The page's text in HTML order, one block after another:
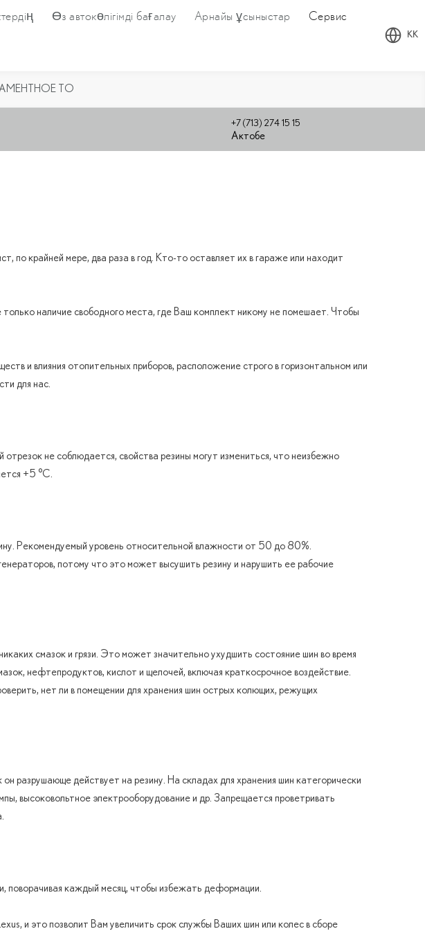
+7 (713) 274 15 15
Актобе
Өз автокөлігімді бағалау Арнайы ұсыныстар Сервис
KK
ТО
по крайней мере, два раза в год. Кто-то оставляет их в гараже или находит
наличие свободного места, где Ваш комплект никому не помешает. Чтобы
и влияния отопительных приборов, расположение строго в горизонтальном или
для нас.
не соблюдается, свойства резины могут измениться, что неизбежно
+5 °C.
Рекомендуемый уровень относительной влажности от 50 до 80%.
потому что это может высушить резину и нарушить ее рабочие
смазок и грязи. Это может значительно ухудшить состояние шин во время
нефтепродуктов, кислот и щелочей, включая краткосрочное воздействие.
нет ли в помещении для хранения шин острых колющих, режущих
разрушающе действует на резину. На складах для хранения шин категорически
высоковольтное электрооборудование и др. Запрещается проветривать
поворачивая каждый месяц, чтобы избежать деформации.
и это позволит Вам увеличить срок службы Ваших шин или колес в сборе